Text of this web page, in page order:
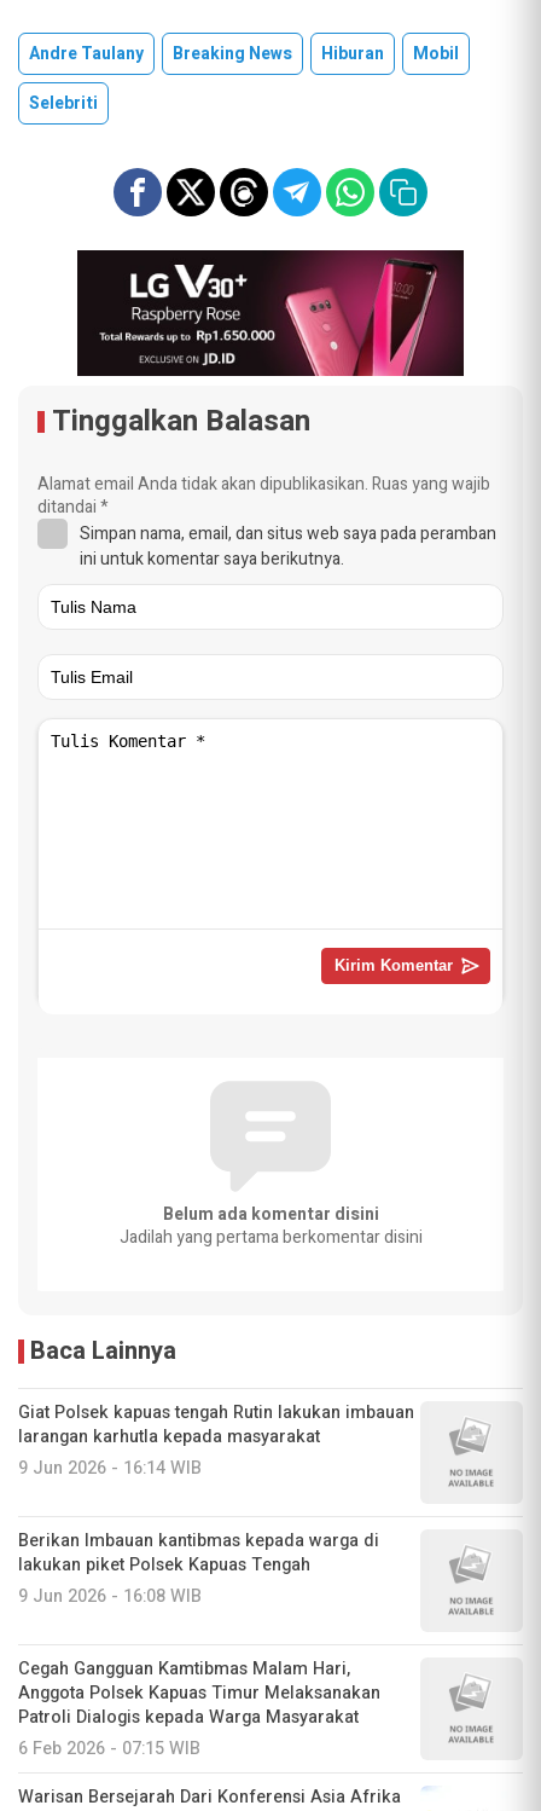
Andre Taulany Breaking News Hiburan
Mobil
Selebriti
Tinggalkan Balasan
Alamat email Anda tidak akan dipublikasikan.Ruas yang wajib
ditandai*
Simpan nama, email, dan situs web saya pada peramban
ini untuk komentar saya berikutnya.
Belum ada komentar disini
Jadilah yang pertama berkomentar disini
Baca Lainnya
Giat Polsek kapuas tengah Rutin lakukan imbauan
larangan karhutla kepada masyarakat
9 Jun 2026 - 16:14 WIB
Berikan Imbauan kantibmas kepada warga di
lakukan piket Polsek Kapuas Tengah
9 Jun 2026 - 16:08 WIB
Cegah Gangguan Kamtibmas Malam Hari,
Anggota Polsek Kapuas Timur Melaksanakan
Patroli Dialogis kepada Warga Masyarakat
6 Feb 2026 - 07:15 WIB
Warisan Bersejarah Dari Konferensi Asia Afrika